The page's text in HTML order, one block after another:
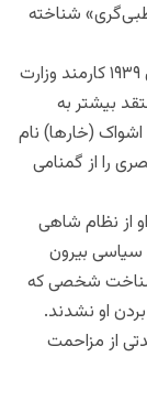
شناخته
با پایان دوران دانشجویی خود در سال ۱۹۳۹ کارمند وزارت
بیشتر به
(خارها) نام
را از گمنامی
از نظام شاهی
سیاسی بیرون
شناخت شخصی که
او نشدند.
از مزاحمت